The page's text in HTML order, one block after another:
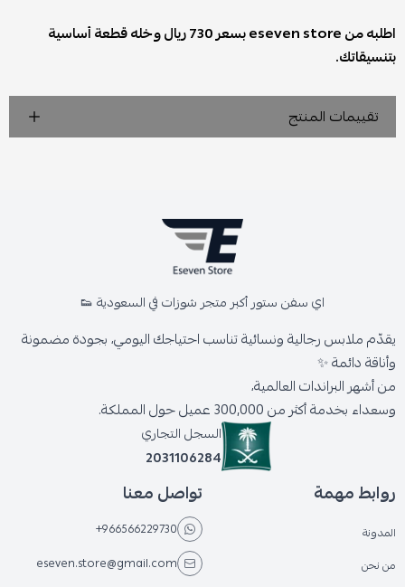
اطلبه من eseven store بسعر 730 ريال وخله قطعة أساسية
بتنسيقاتك.
تقييمات المنتج
اي سفن ستور أكبر متجر شوزات في السعودية 👟
يقدّم ملابس رجالية ونسائية تناسب احتياجك اليومي، بجودة مضمونة
وأناقة دائمة ✨
من أشهر البراندات العالمية،
وسعداء بخدمة أكثر من 300,000 عميل حول المملكة.
السجل التجاري
2031106284
روابط مهمة
المدونة
من نحن
تواصل معنا
+966566229730
eseven.store@gmail.com